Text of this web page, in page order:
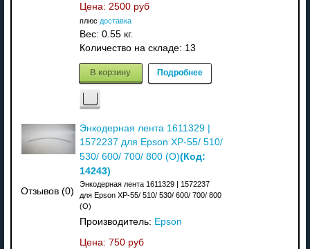
Цена: 2500 руб
плюс доставка
Вес: 0.55 кг.
Количество на складе: 13
В корзину Подробнее
Отзывов (0)
Энкодерная лента 1611329 |
1572237 для Epson XP-55/ 510/
530/ 600/ 700/ 800 (О)(Код:
14243)
Энкодерная лента 1611329 | 1572237
для Epson XP-55/ 510/ 530/ 600/ 700/ 800
(О)
Производитель: Epson
Цена: 750 руб